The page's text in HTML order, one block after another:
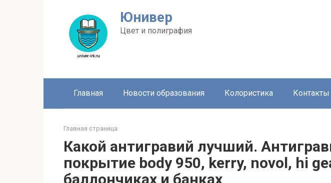
Юнивер
Цвет и полиграфия
Главная Новости образования Колористика Контакты
Главная страница
Какой антигравий лучший.
покрытие body 950, kerry, novol, hi
баллончиках и банках